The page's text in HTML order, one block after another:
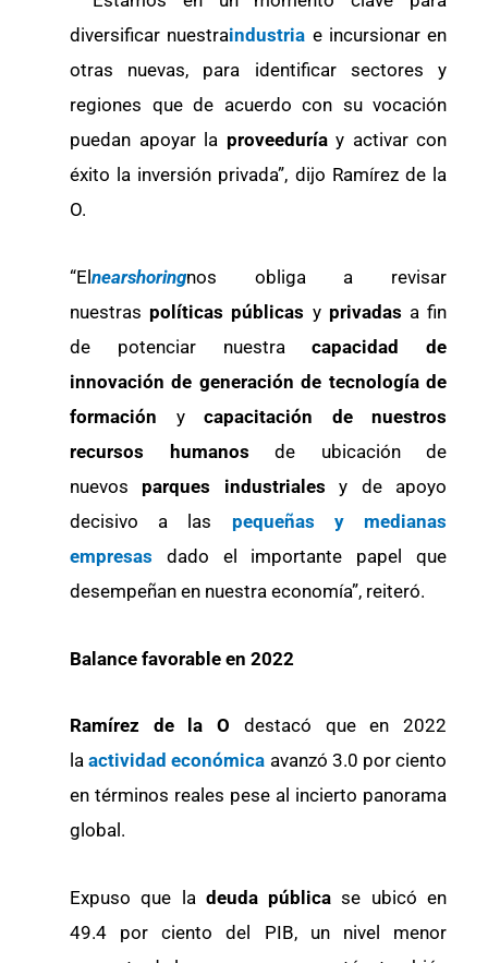
diversificar nuestraindustria e incursionar en
otras nuevas, para identificar sectores y
regiones que de acuerdo con su vocación
puedan apoyar la proveeduríay activar con
éxito la inversión privada”, dijo Ramírez de la
O.
“Elnearshoringnos obliga a revisar
nuestras políticas públicas y privadas a fin
de potenciar nuestracapacidad de
innovación de generación de tecnología de
formación y capacitación de nuestros
recursos humanos de ubicación de
nuevos parques industriales y de apoyo
decisivo a las pequeñas y medianas
empresas dado el importante papel que
desempeñan en nuestra economía”, reiteró.
Balance favorable en 2022
Ramírez de la O destacó que en 2022
laactividad económica avanzó 3.0 por ciento
en términos reales pese al incierto panorama
global.
Expuso que la deuda pública se ubicó en
49.4 por ciento del PIB, un nivel menor